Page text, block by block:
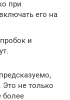
при
его на
и
Это не только
более